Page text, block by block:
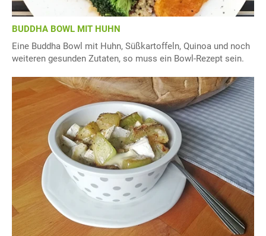
BUDDHA BOWL MIT HUHN
Eine Buddha Bowl mit Huhn, Süßkartoffeln, Quinoa und noch
weiteren gesunden Zutaten, so muss ein Bowl-Rezept sein.